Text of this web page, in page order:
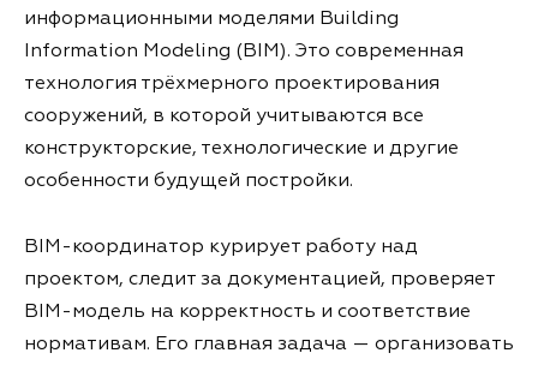
информационными моделями Building
Information Modeling (BIM). Это современная
технология трёхмерного проектирования
сооружений, в которой учитываются все
конструкторские, технологические и другие
особенности будущей постройки.
BIM-координатор курирует работу над
проектом, следит за документацией, проверяет
BIM-модель на корректность и соответствие
нормативам. Его главная задача — организовать